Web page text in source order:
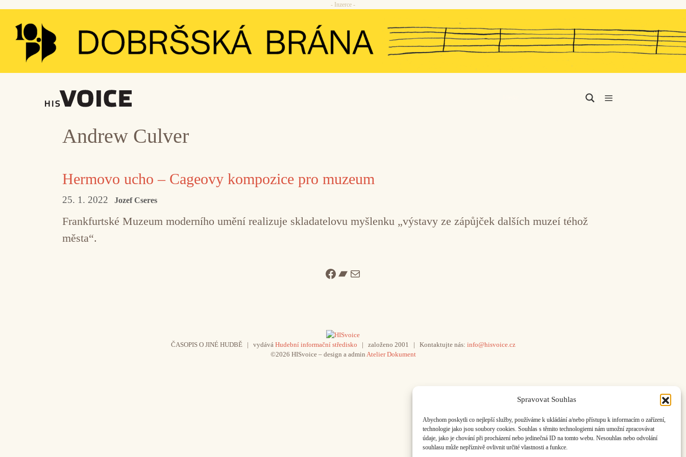
Spravovat Souhlas
Abychom poskytli co nejlepší služby, používáme k ukládání a/nebo přístupu k informacím o zařízení,
technologie jako jsou soubory cookies. Souhlas s těmito technologiemi nám umožní zpracovávat
údaje, jako je chování při procházení nebo jedinečná ID na tomto webu. Nesouhlas nebo odvolání
souhlasu může nepříznivě ovlivnit určité vlastnosti a funkce.
Přeskočit
obsah
- Inzerce -
Andrew Culver
Hermovo ucho – Cageovy kompozice pro muzeum
25. 1. 2022 Jozef Cseres
Frankfurtské Muzeum moderního umění realizuje skladatelovu myšlenku „výstavy ze zápůjček dalších muzeí téhož
města“.
Facebook
Bandcamp
Mail
ČASOPIS O JINÉ HUDBĚ | vydává Hudební informační středisko | založeno 2001 | Kontaktujte nás: info@hisvoice.cz
©2026 HISvoice – design a admin Atelier Dokument